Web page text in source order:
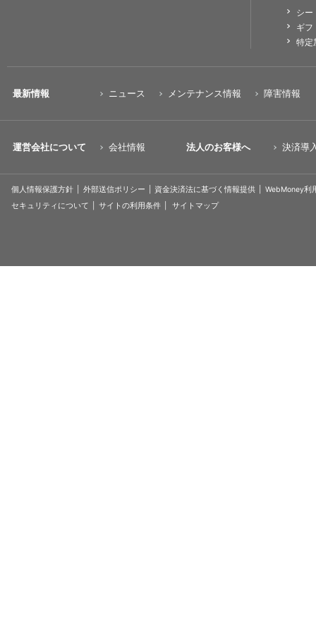
シー
ギフ
特定
最新情報 ニュース メンテナンス情報 障害情報
運営会社について 会社情報 法人のお客様へ 決済導
個人情報保護方針 外部送信ポリシー 資金決済法に基づく情報提供
WebMoney利
セキュリティについて
サイトの利用条件 サイトマップ